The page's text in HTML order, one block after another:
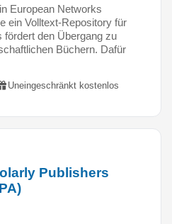
European Networks
ein Volltext-Repository für
den Übergang zu
Büchern. Dafür
Uneingeschränkt kostenlos
Publishers